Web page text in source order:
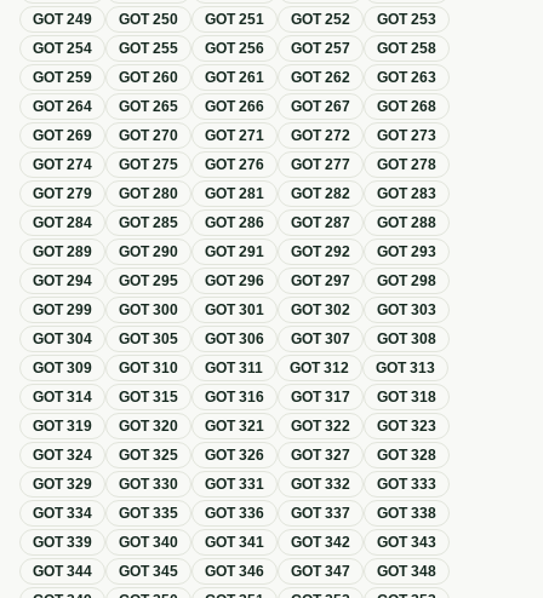
GOT249 GOT250 GOT251 GOT252 GOT253
GOT254 GOT255 GOT256 GOT257 GOT258
GOT259 GOT260 GOT261 GOT262 GOT263
GOT264 GOT265 GOT266 GOT267 GOT268
GOT269 GOT270 GOT271 GOT272 GOT273
GOT274 GOT275 GOT276 GOT277 GOT278
GOT279 GOT280 GOT281 GOT282 GOT283
GOT284 GOT285 GOT286 GOT287 GOT288
GOT289 GOT290 GOT291 GOT292 GOT293
GOT294 GOT295 GOT296 GOT297 GOT298
GOT299 GOT300 GOT301 GOT302 GOT303
GOT304 GOT305 GOT306 GOT307 GOT308
GOT309 GOT310 GOT311 GOT312 GOT313
GOT314 GOT315 GOT316 GOT317 GOT318
GOT319 GOT320 GOT321 GOT322 GOT323
GOT324 GOT325 GOT326 GOT327 GOT328
GOT329 GOT330 GOT331 GOT332 GOT333
GOT334 GOT335 GOT336 GOT337 GOT338
GOT339 GOT340 GOT341 GOT342 GOT343
GOT344 GOT345 GOT346 GOT347 GOT348